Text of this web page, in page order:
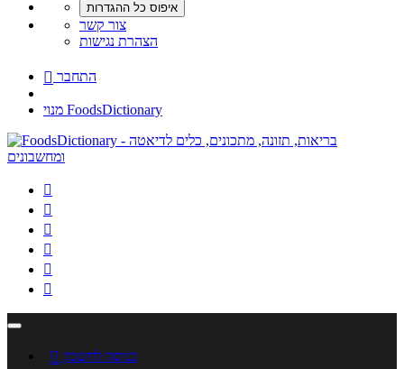
צור קשר
הצהרת נגישות
 התחבר
מנוי FoodsDictionary






 כניסה לחשבון